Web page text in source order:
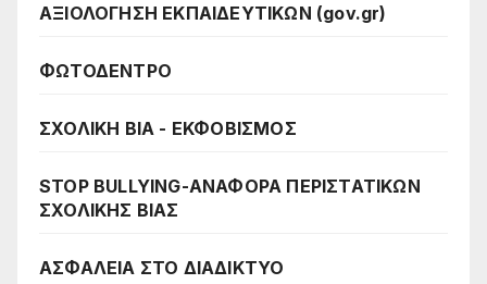
ΑΞΙΟΛΟΓΗΣΗ ΕΚΠΑΙΔΕΥΤΙΚΩΝ (gov.gr)
ΦΩΤΟΔΕΝΤΡΟ
ΣΧΟΛΙΚΗ ΒΙΑ - ΕΚΦΟΒΙΣΜΟΣ
STOP BULLYING-ΑΝΑΦΟΡΑ ΠΕΡΙΣΤΑΤΙΚΩΝ
ΣΧΟΛΙΚΗΣ ΒΙΑΣ
ΑΣΦΑΛΕΙΑ ΣΤΟ ΔΙΑΔΙΚΤΥΟ